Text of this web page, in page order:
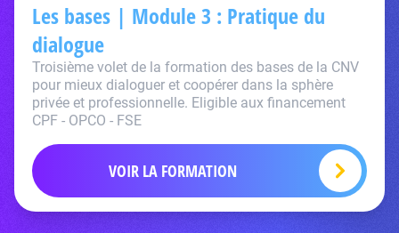
Les bases | Module 3 : Pratique du
dialogue
Troisième volet de la formation des bases de la CNV
pour mieux dialoguer et coopérer dans la sphère
privée et professionnelle. Eligible aux financement
CPF - OPCO - FSE
VOIR LA FORMATION